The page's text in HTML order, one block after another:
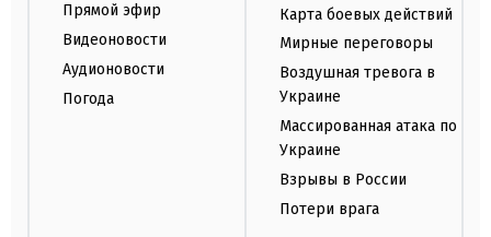
Прямой эфир
Видеоновости
Аудионовости
Погода
Карта боевых действий
Мирные переговоры
Воздушная тревога в
Украине
Массированная атака по
Украине
Взрывы в России
Потери врага